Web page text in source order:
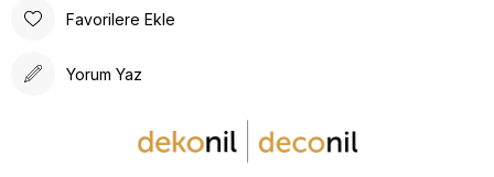
Favorilere Ekle
Yorum Yaz